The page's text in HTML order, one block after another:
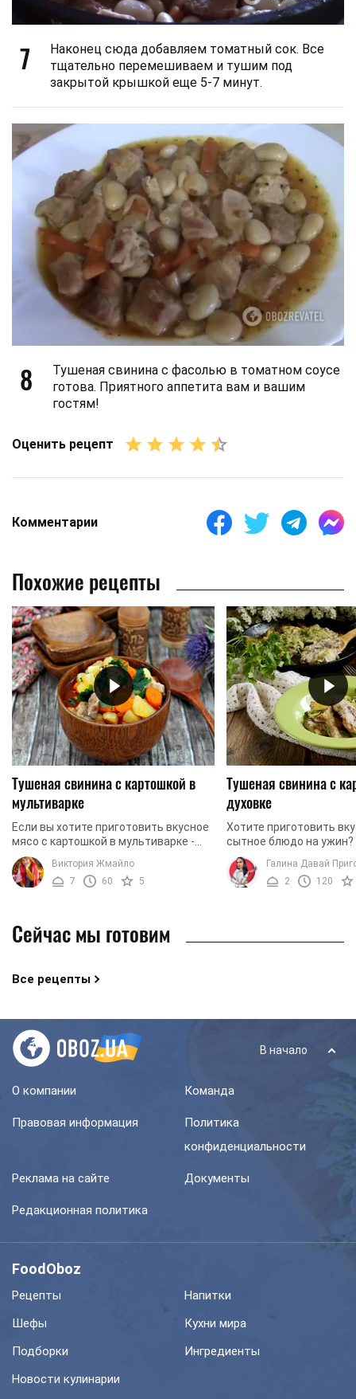
7
Наконец сюда добавляем томатный сок. Все
тщательно перемешиваем и тушим под
закрытой крышкой еще 5-7 минут.
8
Тушеная свинина с фасолью в томатном соусе
готова. Приятного аппетита вам и вашим
гостям!
Оценить рецепт
Комментарии
Похожие рецепты
Тушеная свинина с картошкой в
мультиварке
Если вы хотите приготовить вкусное
мясо с картошкой в ​​мультиварке -
этот рецепт для вас. Мы готовим
тушеную свинину с картофелем.
Блюдо абсолютно ...
Виктория Жмайло
7
60 5
Тушеная свинина с
духовке
Хотите приготовить
сытное блюдо на
любят мясо,
духовке? Тогда
с картофелем по ...
Галина Давай
2
120
Сейчас мы готовим
Все рецепты
В начало
О компании Команда
Правовая информация
Политика
конфиденциальности
Реклама на сайте Документы
Редакционная политика
FoodOboz
Рецепты
Напитки
Шефы
Кухни мира
Подборки
Ингредиенты
Новости кулинарии